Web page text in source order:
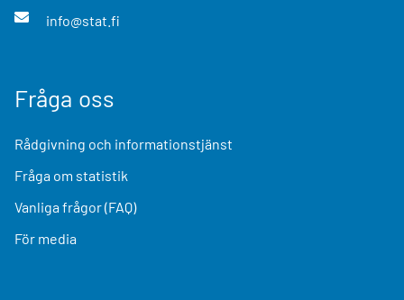
info@stat.fi
Fråga oss
Rådgivning och informationstjänst
Fråga om statistik
Vanliga frågor (FAQ)
För media